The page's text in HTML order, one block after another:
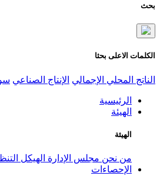
بحث
الكلمات الاعلى بحثا
الناتج المحلي الإجمالي الإنتاج الصناعي
الرئيسية
الهيئة
الهيئة
من نحن مجلس الإدارة الهيكل
الإحصاءات